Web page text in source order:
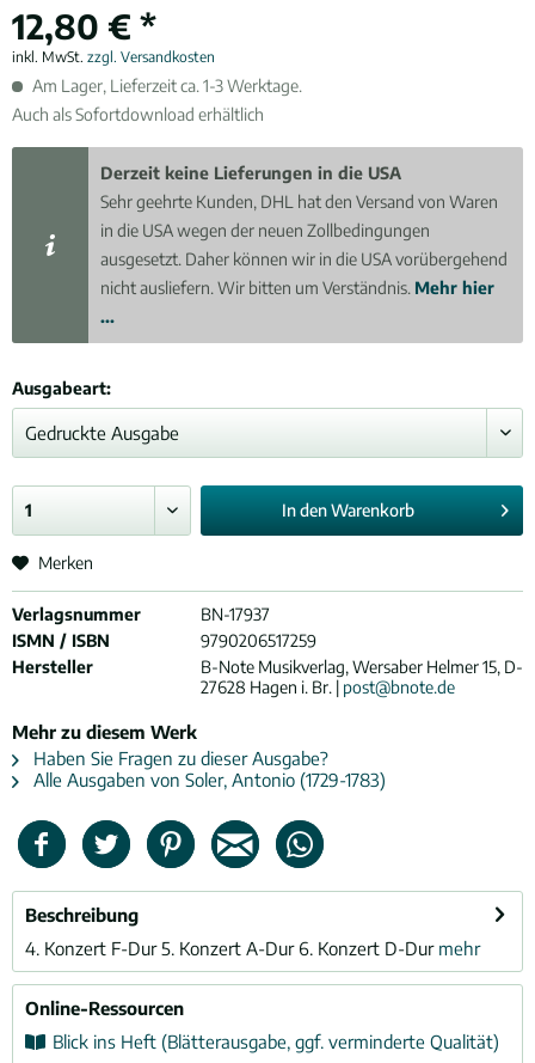
12,80 € *
inkl. MwSt. zzgl. Versandkosten
Am Lager, Lieferzeit ca. 1-3 Werktage.
Auch als Sofortdownload erhältlich
Derzeit keine Lieferungen in die USA
Sehr geehrte Kunden, DHL hat den Versand von Waren
in die USA wegen der neuen Zollbedingungen
ausgesetzt. Daher können wir in die USA vorübergehend
nicht ausliefern. Wir bitten um Verständnis. Mehr hier
...
Ausgabeart:
In denWarenkorb
Merken
Verlagsnummer
BN-17937
ISMN / ISBN
9790206517259
Hersteller
B-Note Musikverlag, Wersaber Helmer 15, D-
27628 Hagen i. Br. | post@bnote.de
Mehr zu diesem Werk
Haben Sie Fragen zu dieser Ausgabe?
Alle Ausgaben von Soler, Antonio (1729-1783)
Beschreibung
4. Konzert F-Dur 5. Konzert A-Dur 6. Konzert D-Dur mehr
Online-Ressourcen
Blick ins Heft (Blätterausgabe, ggf. verminderte Qualität)